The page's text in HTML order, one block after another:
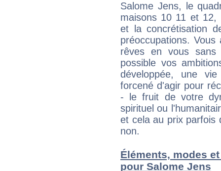
Salome Jens, le
maisons 10 11 et 12,
et la concrétisation
préoccupations.
rêves en vous sans
possible vos
développée, une
forcené d'agir pour
- le fruit de votre
spirituel ou
et cela au prix parfois
non.
Éléments, modes
pour Salome Jens